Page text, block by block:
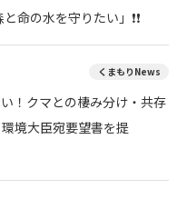
命の水を守りたい」❗❗
くまもりNews
！クマとの棲み分け・共存
境大臣宛要望書を提